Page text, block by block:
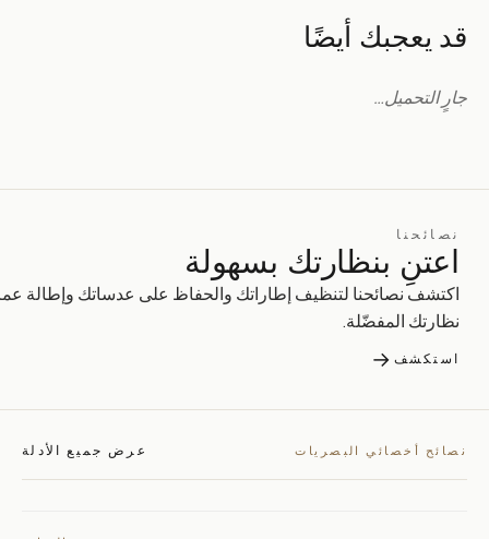
قد يعجبك أيضًا
جارٍ التحميل…
نصائحنا
اعتنِ بنظارتك بسهولة
اكتشف نصائحنا لتنظيف إطاراتك والحفاظ على عدساتك وإطالة
نظارتك المفضّلة.
استكشف →
نصائح أخصائي البصريات عرض جميع الأدلة